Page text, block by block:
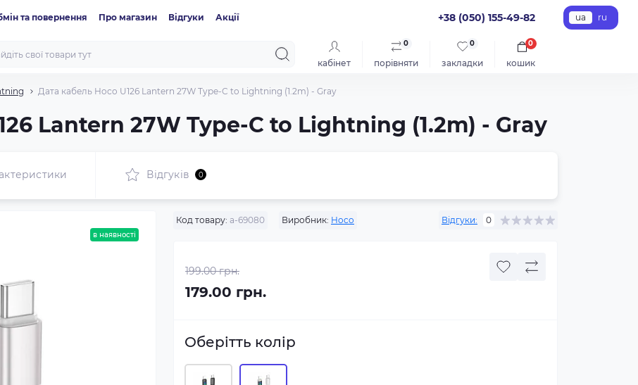
та повернення Про магазин Відгуки Акції +38 (050) 155-49-82 ua ru
кабінет порівняти
0
закладки
0
кошик
0
Дата кабель Hoco U126 Lantern 27W Type-C to Lightning (1.2m) - Gray
Lantern 27W Type-C to Lightning (1.2m) - Gray
Відгуків 0
в наявності
Код товару: a-69080 Виробник: Hoco Відгуки: 0
199.00 грн.
179.00 грн.
Оберітть колір